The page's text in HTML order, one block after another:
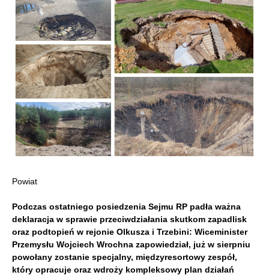
Powiat
Podczas ostatniego posiedzenia Sejmu RP padła ważna
deklaracja w sprawie przeciwdziałania skutkom zapadlisk
oraz podtopień w rejonie Olkusza i Trzebini: Wiceminister
Przemysłu Wojciech Wrochna zapowiedział, już w sierpniu
powołany zostanie specjalny, międzyresortowy zespół,
który opracuje oraz wdroży kompleksowy plan działań